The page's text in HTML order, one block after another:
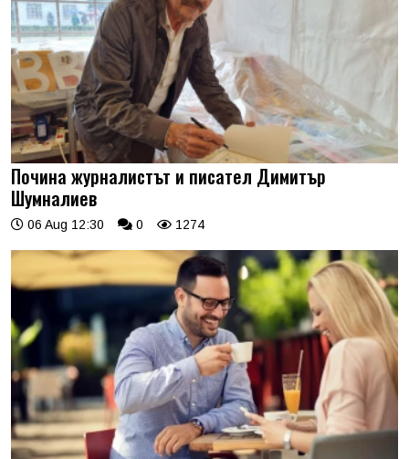
Почина журналистът и писател Димитър
Шумналиев
06 Aug 12:30 0 1274